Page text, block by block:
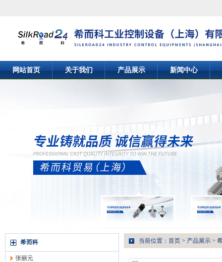
网站首页 关于我们 产品展示 新闻中心
希而科
张丽元
当前位置： 首页 > 产品展示 >